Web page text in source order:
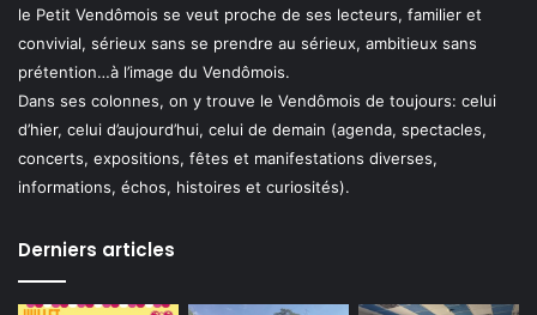
le Petit Vendômois se veut proche de ses lecteurs, familier et
convivial, sérieux sans se prendre au sérieux, ambitieux sans
prétention…à l’image du Vendômois.
Dans ses colonnes, on y trouve le Vendômois de toujours: celui
d’hier, celui d’aujourd’hui, celui de demain (agenda, spectacles,
concerts, expositions, fêtes et manifestations diverses,
informations, échos, histoires et curiosités).
Derniers articles